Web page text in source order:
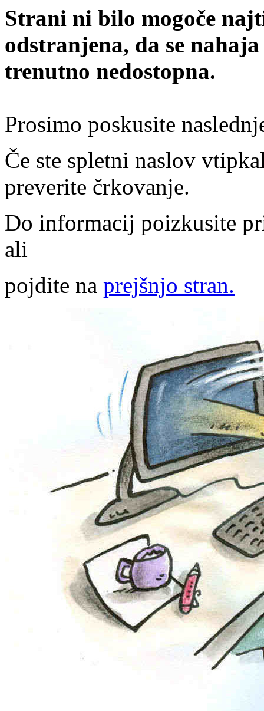
Strani ni bilo mogoče
odstranjena, da se
trenutno nedostopna.
Prosimo poskusite
Če ste spletni naslov
preverite črkovanje.
Do informacij poizkusite
ali
pojdite na prejšnjo stran.